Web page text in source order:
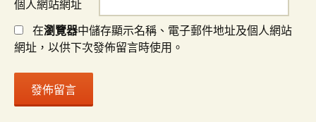
個人網站網址
在瀏覽器中儲存顯示名稱、電子郵件地址及個人網站
網址，以供下次發佈留言時使用。